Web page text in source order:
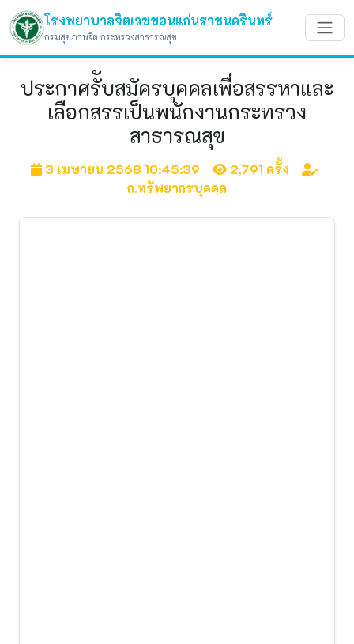
โรงพยาบาลจิตเวชขอนแก่นราชนครินทร์
กรมสุขภาพจิต กระทรวงสาธารณสุข
ประกาศรัับสมัครบุคคลเพื่อสรรหาและ
เลือกสรรเป็นพนักงานกระทรวง
สาธารณสุข
3 เมษายน 2568 10:45:39
2,791 ครั้ง
ก.ทรัพยากรบุคคล